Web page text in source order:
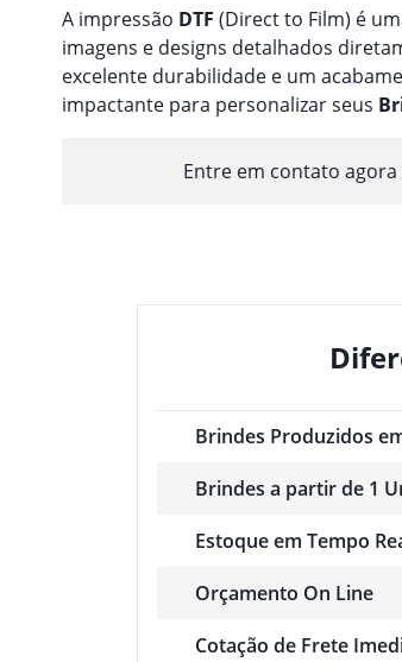
A impressão DTF (Direct to Film) é
imagens e designs detalhados
excelente durabilidade e um
impactante para personalizar seus
Entre em contato agora
Brindes Produzidos
Brindes a partir de 1
Estoque em Tempo
Orçamento On Line
Cotação de Frete